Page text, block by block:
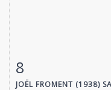
Fiche détaillée
8
JOËL FROMENT (1938)